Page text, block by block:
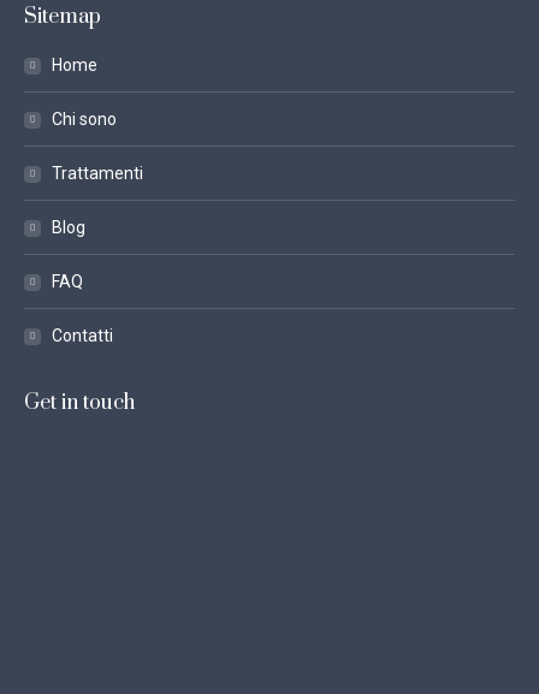
Sitemap
Home
Chi sono
Trattamenti
Blog
FAQ
Contatti
Get in touch